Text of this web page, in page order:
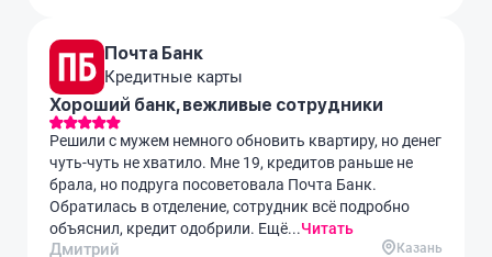
Почта Банк
Кредитные карты
Хороший банк, вежливые сотрудники
Решили с мужем немного обновить квартиру, но денег
чуть-чуть не хватило. Мне 19, кредитов раньше не
брала, но подруга посоветовала Почта Банк.
Обратилась в отделение, сотрудник всё подробно
объяснил, кредит одобрили. Ещё...Читать
Дмитрий Казань